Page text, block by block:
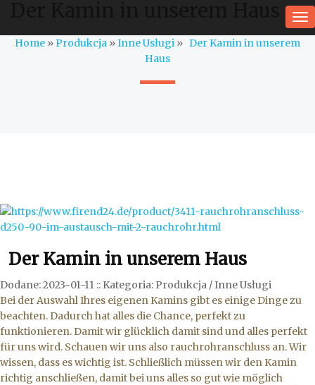
Home »Produkcja »Inne Usługi » Der Kamin in unserem
Haus
Der Kamin in unserem Haus
Dodane: 2023-01-11 :: Kategoria: Produkcja / Inne Usługi
Bei der Auswahl Ihres eigenen Kamins gibt es einige Dinge zu
beachten. Dadurch hat alles die Chance, perfekt zu
funktionieren. Damit wir glücklich damit sind und alles perfekt
für uns wird. Schauen wir uns also rauchrohranschluss an. Wir
wissen, dass es wichtig ist. Schließlich müssen wir den Kamin
richtig anschließen, damit bei uns alles so gut wie möglich